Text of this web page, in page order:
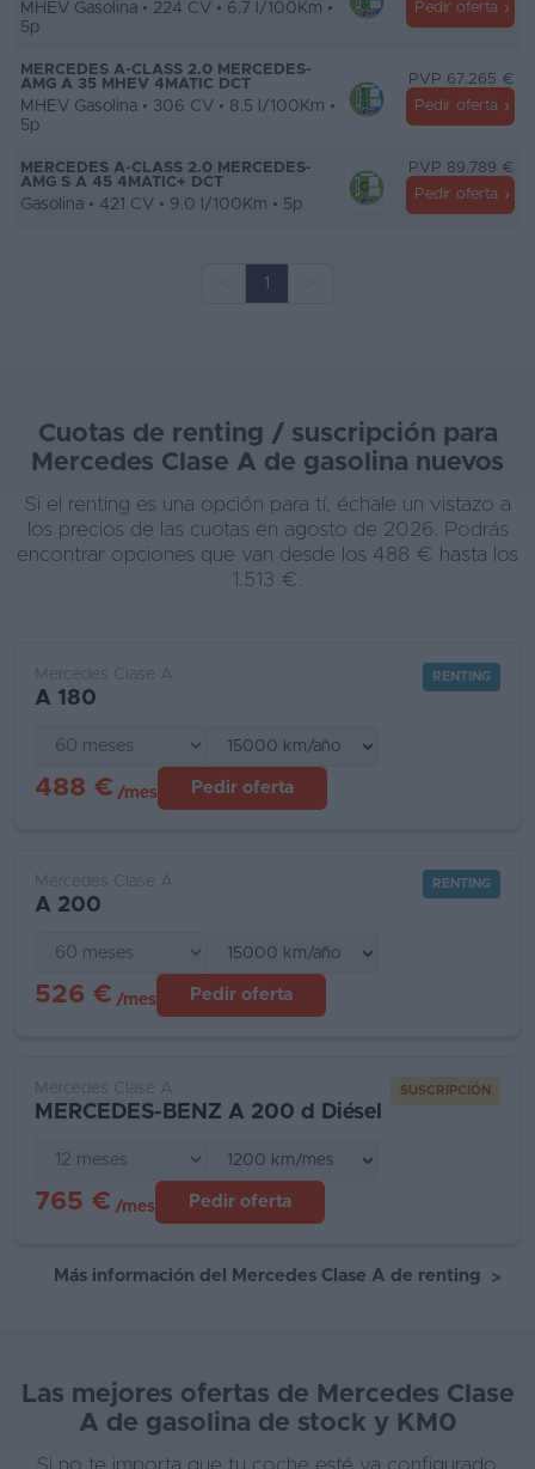
MHEV Gasolina • 224 CV • 6.7 l/100Km •
5p
Pedir oferta
MERCEDES A-CLASS 2.0 MERCEDES-
AMG A 35 MHEV 4MATIC DCT
MHEV Gasolina • 306 CV • 8.5 l/100Km •
5p
PVP 67.265 €
Pedir oferta
MERCEDES A-CLASS 2.0 MERCEDES-
AMG S A 45 4MATIC+ DCT
Gasolina • 421 CV • 9.0 l/100Km • 5p
PVP 89.789 €
Pedir oferta
1
Cuotas de renting / suscripción para
Mercedes Clase A de gasolina nuevos
Si el renting es una opción para tí, échale un vistazo a
los precios de las cuotas en agosto de 2026. Podrás
encontrar opciones que van desde los 488 € hasta los
1.513 €.
Mercedes Clase A
A 180
RENTING
488 € /mes Pedir oferta
Mercedes Clase A
A 200
RENTING
526 € /mes Pedir oferta
Mercedes Clase A
MERCEDES-BENZ A 200 d Diésel
SUSCRIPCIÓN
765 € /mes Pedir oferta
Más información del Mercedes Clase A de renting >
Las mejores ofertas de Mercedes Clase
A de gasolina de stock y KM0